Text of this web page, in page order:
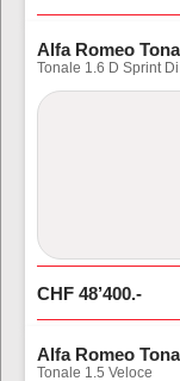
Alfa Romeo
Tonale 1.6 D Sprint
CHF 48’400.-
Alfa Romeo
Tonale 1.5 Veloce